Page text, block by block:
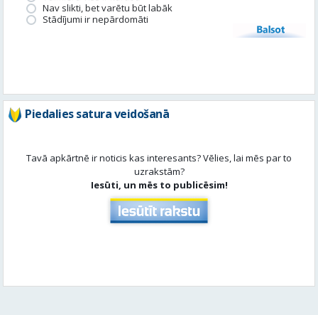
Nav slikti, bet varētu būt labāk
Stādījumi ir nepārdomāti
Balsot
Piedalies satura veidošanā
Tavā apkārtnē ir noticis kas interesants? Vēlies, lai mēs par to
uzrakstām?
Iesūti, un mēs to publicēsim!